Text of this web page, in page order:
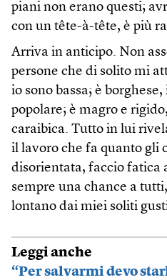
piani non erano questi;
con un tête-à-tête, è più
Arriva in anticipo. Non
persone che di solito mi
io sono bassa; è
popolare; è magro e
caraibica. Tutto in lui
il lavoro che fa quanto gli
disorientata, faccio fatica
sempre una chance a
lontano dai miei soliti
Leggi anche
“Per salvarmi devo